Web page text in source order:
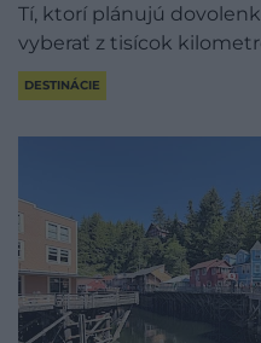
Tí, ktorí plánujú
vyberať z tisícok
DESTINÁCIE